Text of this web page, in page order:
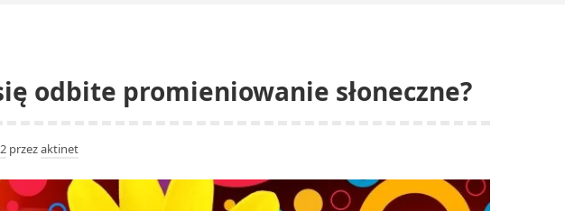
odbite promieniowanie słoneczne?
przezaktinet